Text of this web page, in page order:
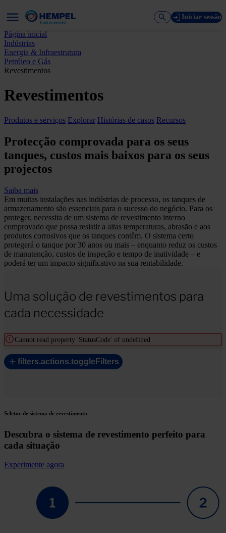
Iniciar sessão
Página inicial
Indústrias
Energia & Infraestrutura
Petróleo e Gás
Revestimentos
Revestimentos
Produtos e serviços Explorar Histórias de casos Recursos
Protecção comprovada para os seus
tanques, custos mais baixos para os seus
projectos
Saiba mais
Em muitas instalações nas indústrias de processo, os tanques de
armazenamento são essenciais para o sucesso do negócio. Para os
proteger, necessita de um sistema de revestimento interno
comprovado que possa resistir a altas temperaturas, abrasão e aos
produtos corrosivos que os tanques contêm. O sistema certo
protegerá o tanque por 30 anos ou mais – enquanto reduz os custos
de manutenção, custos de inspeção e tempo de inatividade – e
poderá ter um impacto significativo na sua rentabilidade.
Uma solução de revestimentos para
cada necessidade
Cannot read property 'StatusCode' of undefined
filters.actions.toggleFilters
Seletor de sistema de revestimento
Descubra o sistema de revestimento perfeito para
cada situação
Experimente agora